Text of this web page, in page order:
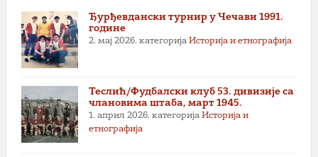
Ђурђевдански турнир у Чечави 1991.
године
2. мај 2026. категорија Историја и етнографија
Теслић/Фудбалски клуб 53. дивизије са
члановима штаба, март 1945.
1. април 2026. категорија Историја и
етнографија